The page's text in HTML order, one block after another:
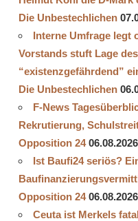
Die Unbestechlichen
Interne Umfrage legt
Vorstands stuft Lage
“existenzgefährdend”
Die Unbestechlichen
F-News
Rekrutierung,
Opposition 24 06.08.2026
Ist Baufi24 seriös?
Opposition 24 06.08.2026
Ceuta ist Merkels